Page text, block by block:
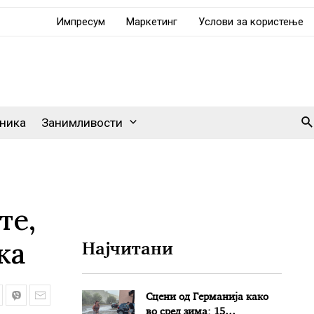
Импресум Маркетинг Услови за користење
Занимливости
Најчитани
Сцени од Германија како
во сред зима: 15